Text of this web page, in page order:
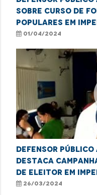
sobre curso de
populares em
01/04/2024
Defensor
destaca
de eleitor em
26/03/2024